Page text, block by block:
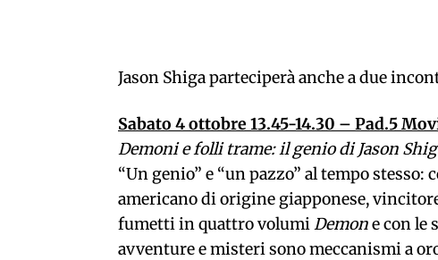
Jason Shiga parteciperà anche a due
Sabato 4 ottobre 13.45-14.30 – Pad.5
Demoni e folli trame: il genio di Jason
“Un genio” e “un pazzo” al tempo
americano di origine giapponese,
fumetti in quattro volumiDemone con le
avventure e misteri sono meccanismi a